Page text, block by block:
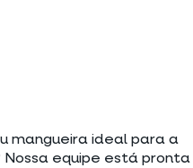
mangueira ideal para a
equipe está pronta